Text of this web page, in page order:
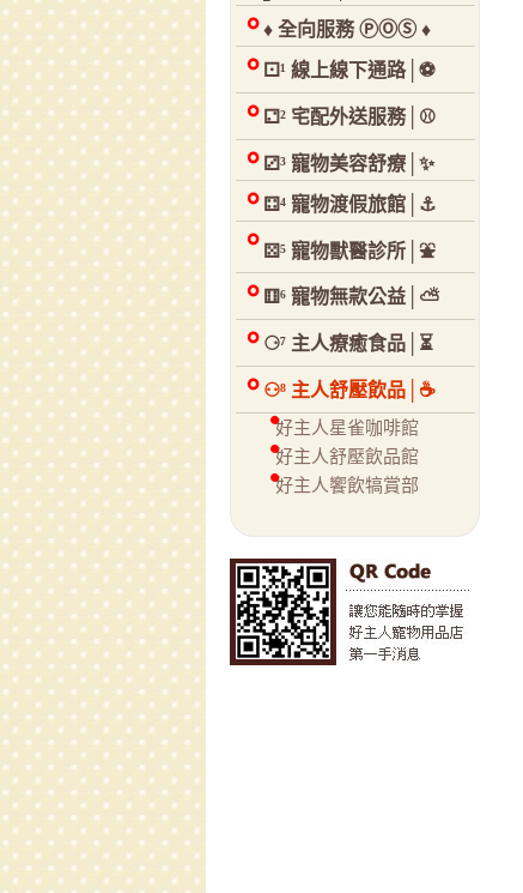
♦ 全向服務 ⓅⓄⓈ ♦
⚀¹ 線上線下通路│⚽
⚁² 宅配外送服務│⚾
⚂³ 寵物美容舒療│✨
⚃⁴ 寵物渡假旅館│⚓
⚄⁵ 寵物獸醫診所│⛲
⚅⁶ 寵物無款公益│⛅
⚆⁷ 主人療癒食品│⏳
⚇⁸ 主人舒壓飲品│☕
好主人星雀咖啡館
好主人舒壓飲品館
好主人饗飲犒賞部